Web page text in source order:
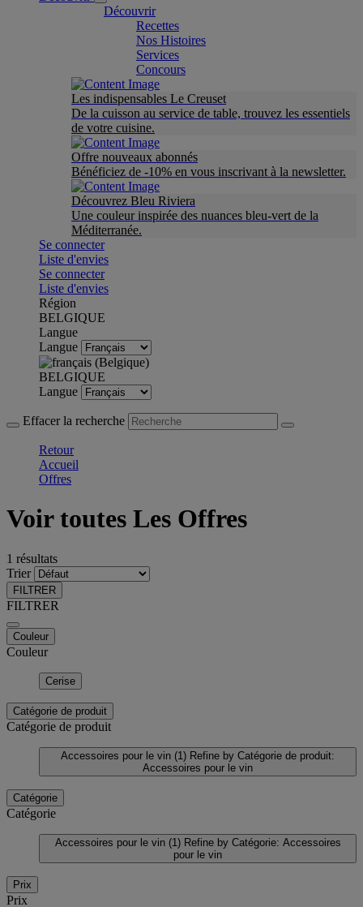
Découvrir
Recettes
Nos Histoires
Services
Concours
Les indispensables Le Creuset
De la cuisson au service de table, trouvez les essentiels
de votre cuisine.
Offre nouveaux abonnés
Bénéficiez de -10% en vous inscrivant à la newsletter.
Découvrez Bleu Riviera
Une couleur inspirée des nuances bleu-vert de la
Méditerranée.
Se connecter
Liste d'envies
Se connecter
Liste d'envies
Région
BELGIQUE
Langue
Langue
BELGIQUE
Langue
Effacer la recherche
Retour
Accueil
Offres
Voir toutes Les Offres
1 résultats
Trier
FILTRER
FILTRER
Couleur
Couleur
Cerise
Catégorie de produit
Catégorie de produit
Accessoires pour le vin (1) Refine by Catégorie de produit:
Accessoires pour le vin
Catégorie
Catégorie
Accessoires pour le vin (1) Refine by Catégorie: Accessoires
pour le vin
Prix
Prix